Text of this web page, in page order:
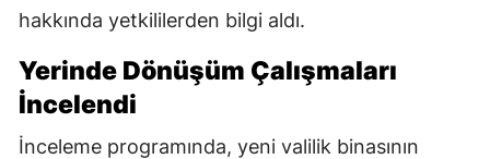
hakkında yetkililerden bilgi aldı.
Yerinde Dönüşüm Çalışmaları
İncelendi
İnceleme programında, yeni valilik binasının